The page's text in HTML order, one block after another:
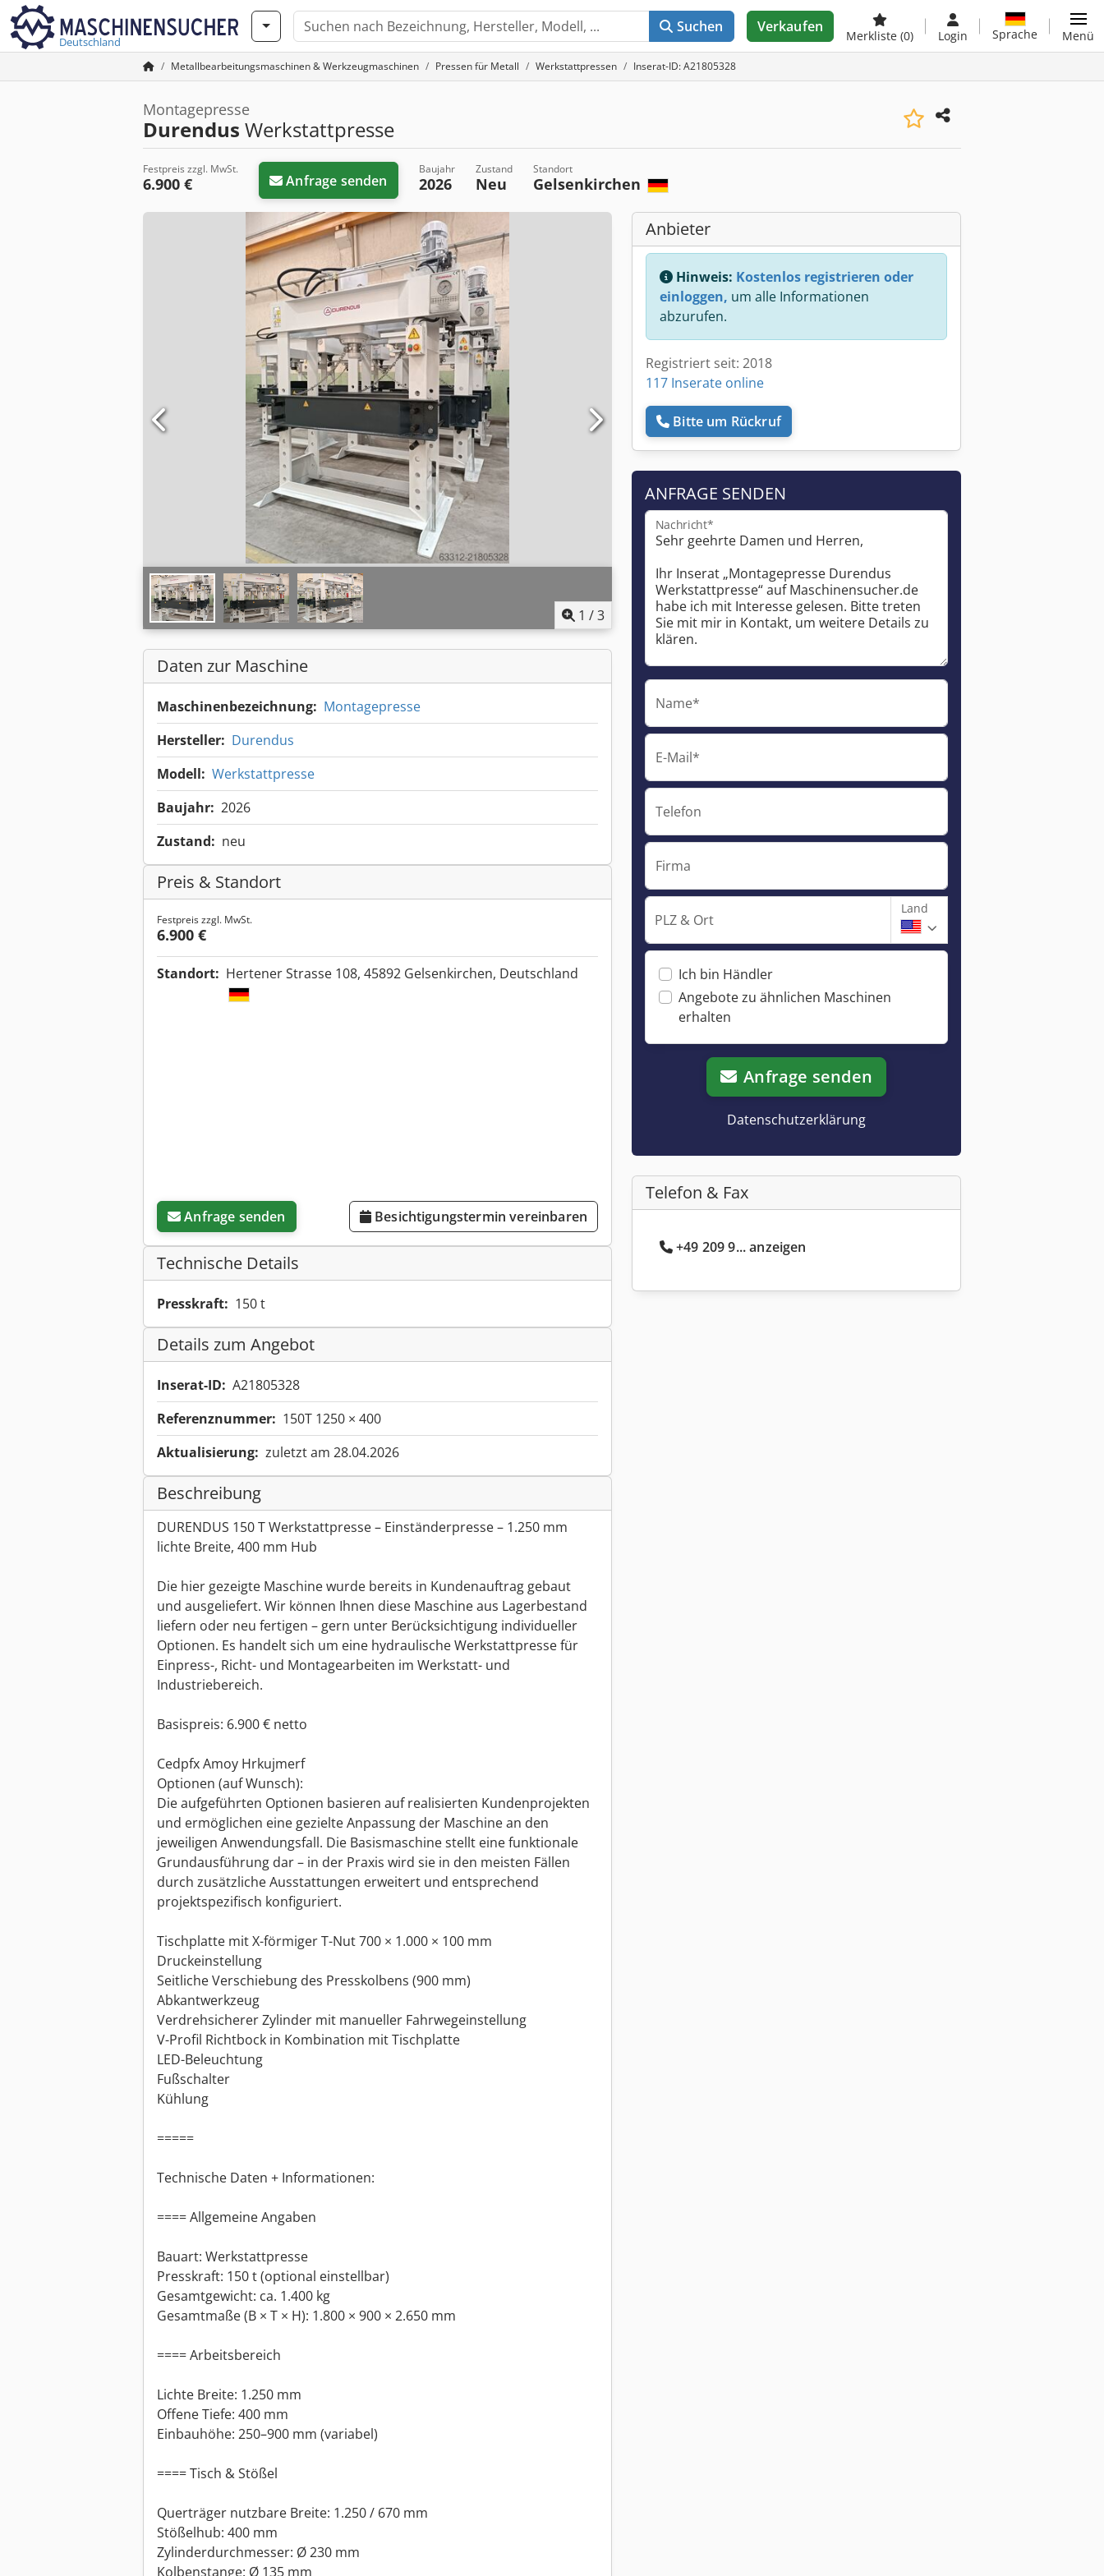
Deutschland
Suchen Verkaufen
Merkliste (0) Login Sprache Menü
Metallbearbeitungsmaschinen & Werkzeugmaschinen Pressen für Metall Werkstattpressen Inserat-ID: A21805328
Montagepresse
Durendus Werkstattpresse
Festpreis zzgl. MwSt.
6.900 € Anfrage senden
Baujahr
2026
Zustand
Neu
Standort
Gelsenkirchen
1 /3
Daten zur Maschine
Maschinenbezeichnung: Montagepresse
Hersteller: Durendus
Modell: Werkstattpresse
Baujahr: 2026
Zustand: neu
Preis & Standort
Festpreis zzgl. MwSt.
6.900 €
Standort: Hertener Strasse 108, 45892 Gelsenkirchen, Deutschland
Anfrage senden Besichtigungstermin vereinbaren
Technische Details
Presskraft: 150 t
Details zum Angebot
Inserat-ID: A21805328
Referenznummer: 150T 1250 × 400
Aktualisierung: zuletzt am 28.04.2026
Beschreibung
DURENDUS 150 T Werkstattpresse – Einständerpresse – 1.250 mm
lichte Breite, 400 mm Hub
Die hier gezeigte Maschine wurde bereits in Kundenauftrag gebaut
und ausgeliefert. Wir können Ihnen diese Maschine aus Lagerbestand
liefern oder neu fertigen – gern unter Berücksichtigung individueller
Optionen. Es handelt sich um eine hydraulische Werkstattpresse für
Einpress-, Richt- und Montagearbeiten im Werkstatt- und
Industriebereich.
Basispreis: 6.900 € netto
Cedpfx Amoy Hrkujmerf
Optionen (auf Wunsch):
Die aufgeführten Optionen basieren auf realisierten Kundenprojekten
und ermöglichen eine gezielte Anpassung der Maschine an den
jeweiligen Anwendungsfall. Die Basismaschine stellt eine funktionale
Grundausführung dar – in der Praxis wird sie in den meisten Fällen
durch zusätzliche Ausstattungen erweitert und entsprechend
projektspezifisch konfiguriert.
Tischplatte mit X-förmiger T-Nut 700 × 1.000 × 100 mm
Druckeinstellung
Seitliche Verschiebung des Presskolbens (900 mm)
Abkantwerkzeug
Verdrehsicherer Zylinder mit manueller Fahrwegeinstellung
V-Profil Richtbock in Kombination mit Tischplatte
LED-Beleuchtung
Fußschalter
Kühlung
=====
Technische Daten + Informationen:
==== Allgemeine Angaben
Bauart: Werkstattpresse
Presskraft: 150 t (optional einstellbar)
Gesamtgewicht: ca. 1.400 kg
Gesamtmaße (B × T × H): 1.800 × 900 × 2.650 mm
==== Arbeitsbereich
Lichte Breite: 1.250 mm
Offene Tiefe: 400 mm
Einbauhöhe: 250–900 mm (variabel)
==== Tisch & Stößel
Querträger nutzbare Breite: 1.250 / 670 mm
Stößelhub: 400 mm
Zylinderdurchmesser: Ø 230 mm
Kolbenstange: Ø 135 mm
Anbieter
Hinweis: Kostenlos registrieren oder
einloggen, um alle Informationen
abzurufen.
Registriert seit: 2018
117 Inserate online
Bitte um Rückruf
ANFRAGE SENDEN
Nachricht*
Name*
E-Mail*
Telefon
Firma
PLZ & Ort
Land
Ich bin Händler
Angebote zu ähnlichen Maschinen
erhalten
Anfrage senden
Datenschutzerklärung
Telefon & Fax
+49 209 9... anzeigen